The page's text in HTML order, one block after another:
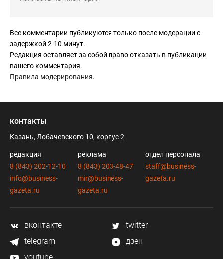
Все комментарии публикуются только после модерации с
задержкой 2-10 минут.
Редакция оставляет за собой право отказать в публикации
вашего комментария.
Правила модерирования.
контакты
Казань, Лобачевского 10, корпус 2
редакция
8 (843) 202-12-10
info@business-
gazeta.ru
реклама
8 (843) 203-48-47
mir@business-
gazeta.ru
отдел персонала
staff@business-
gazeta.ru
вконтакте
twitter
telegram
дзен
youtube